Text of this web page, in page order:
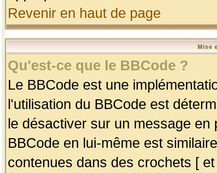
Revenir en haut de page
Mise
Qu'est-ce que le BBCode ?
Le BBCode est une
l'utilisation du BBCode est
le désactiver sur un message
BBCode en lui-même est
contenues dans des crochets [